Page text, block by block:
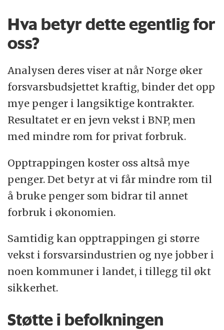
Hva betyr dette egentlig for
oss?
Analysen deres viser at når Norge øker
forsvarsbudsjettet kraftig, binder det opp
mye penger i langsiktige kontrakter.
Resultatet er en jevn vekst i BNP, men
med mindre rom for privat forbruk.
Opptrappingen koster oss altså mye
penger. Det betyr at vi får mindre rom til
å bruke penger som bidrar til annet
forbruk i økonomien.
Samtidig kan opptrappingen gi større
vekst i forsvarsindustrien og nye jobber i
noen kommuner i landet, i tillegg til økt
sikkerhet.
Støtte i befolkningen